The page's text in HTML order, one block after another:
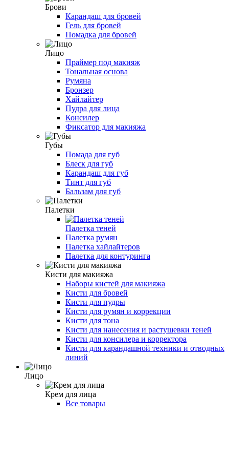
Брови
Карандаш для бровей
Гель для бровей
Помадка для бровей
Лицо
Праймер под макияж
Тональная основа
Румяна
Бронзер
Хайлайтер
Пудра для лица
Консилер
Фиксатор для макияжа
Губы
Помада для губ
Блеск для губ
Карандаш для губ
Тинт для губ
Бальзам для губ
Палетки
Палетка теней
Палетка румян
Палетка хайлайтеров
Палетка для контуринга
Кисти для макияжа
Наборы кистей для макияжа
Кисти для бровей
Кисти для пудры
Кисти для румян и коррекции
Кисти для тона
Кисти для нанесения и растушевки теней
Кисти для консилера и корректора
Кисти для карандашной техники и отводных
линий
Лицо
Крем для лица
Все товары